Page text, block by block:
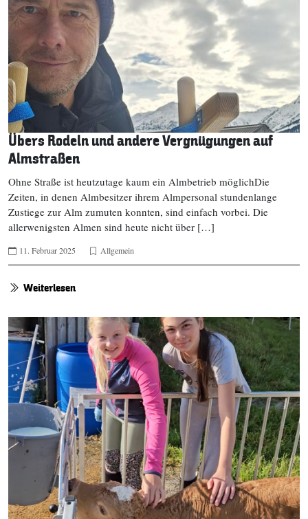
Übers Rodeln und andere Vergnügungen auf
Almstraßen
Ohne Straße ist heutzutage kaum ein Almbetrieb möglichDie
Zeiten, in denen Almbesitzer ihrem Almpersonal stundenlange
Zustiege zur Alm zumuten konnten, sind einfach vorbei. Die
allerwenigsten Almen sind heute nicht über […]
11. Februar 2025 Allgemein
Weiterlesen